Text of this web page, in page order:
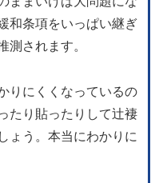
和条項をいっぱい継ぎ
測されます。
りにくくなっているの
たり貼ったりして辻褄
ょう。本当にわかりに